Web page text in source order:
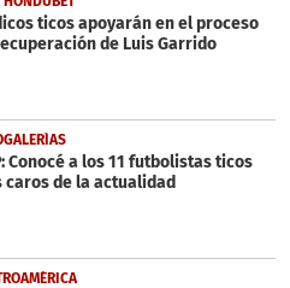
ticos apoyarán en el proceso
de Luis Garrido
Conocé a los 11 futbolistas ticos
caros de la actualidad